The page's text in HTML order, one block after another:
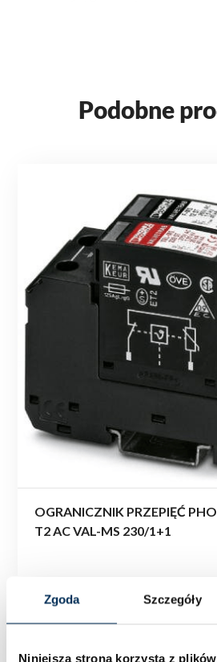
Zgoda Szczegóły
Niniejsza strona korzysta z
Podobne
OGRANICZNIK PRZEPIĘĆ
T2 AC VAL-MS 230/1+1